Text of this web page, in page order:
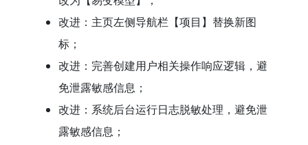
改进：主页左侧导航栏【项目】替换新图
标；
改进：完善创建用户相关操作响应逻辑，避
免泄露敏感信息；
改进：系统后台运行日志脱敏处理，避免泄
露敏感信息；